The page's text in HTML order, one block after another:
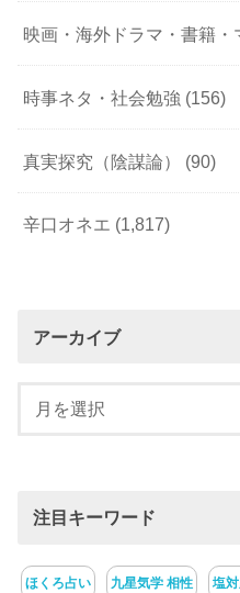
映画・海外ドラマ・書籍・
時事ネタ・社会勉強 (156)
真実探究（陰謀論） (90)
辛口オネエ (1,817)
アーカイブ
注目キーワード
ほくろ占い 九星気学 相性 塩